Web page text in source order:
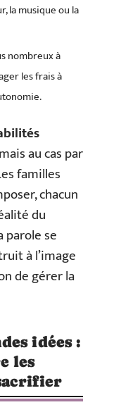
la musique ou la
nombreux à
les frais à
au cas par
familles
chacun
du
parole se
à l’image
de gérer la
idées :
les